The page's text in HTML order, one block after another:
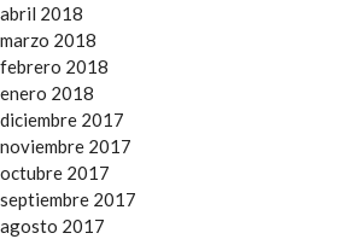
abril 2018
marzo 2018
febrero 2018
enero 2018
diciembre 2017
noviembre 2017
octubre 2017
septiembre 2017
agosto 2017